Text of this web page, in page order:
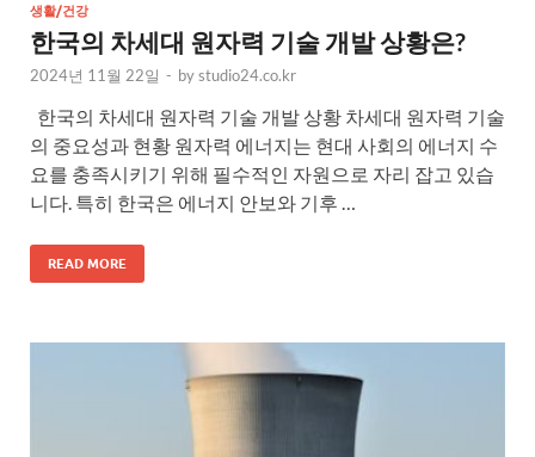
생활/건강
한국의 차세대 원자력 기술 개발 상황은?
2024년 11월 22일 - bystudio24.co.kr
한국의 차세대 원자력 기술 개발 상황 차세대 원자력 기술
의 중요성과 현황 원자력 에너지는 현대 사회의 에너지 수
요를 충족시키기 위해 필수적인 자원으로 자리 잡고 있습
니다. 특히 한국은 에너지 안보와 기후 …
READ MORE